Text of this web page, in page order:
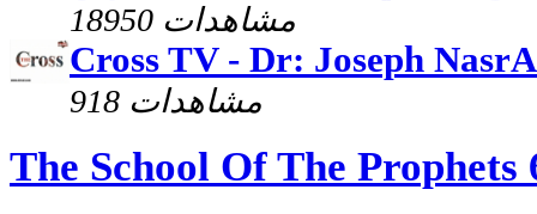
18950 مشاهدات
Cross TV - Dr: Joseph
918 مشاهدات
The School Of The Prophets